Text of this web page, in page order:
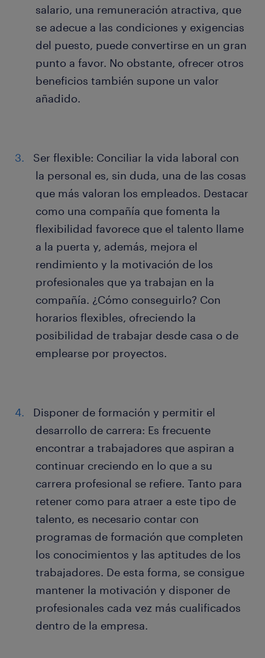
salario, una remuneración atractiva, que
se adecue a las condiciones y exigencias
del puesto, puede convertirse en un gran
punto a favor. No obstante, ofrecer otros
beneficios también supone un valor
añadido.
Ser flexible: Conciliar la vida laboral con
la personal es, sin duda, una de las cosas
que más valoran los empleados. Destacar
como una compañía que fomenta la
flexibilidad favorece que el talento llame
a la puerta y, además, mejora el
rendimiento y la motivación de los
profesionales que ya trabajan en la
compañía. ¿Cómo conseguirlo? Con
horarios flexibles, ofreciendo la
posibilidad de trabajar desde casa o de
emplearse por proyectos.
Disponer de formación y permitir el
desarrollo de carrera: Es frecuente
encontrar a trabajadores que aspiran a
continuar creciendo en lo que a su
carrera profesional se refiere. Tanto para
retener como para atraer a este tipo de
talento, es necesario contar con
programas de formación que completen
los conocimientos y las aptitudes de los
trabajadores. De esta forma, se consigue
mantener la motivación y disponer de
profesionales cada vez más cualificados
dentro de la empresa.